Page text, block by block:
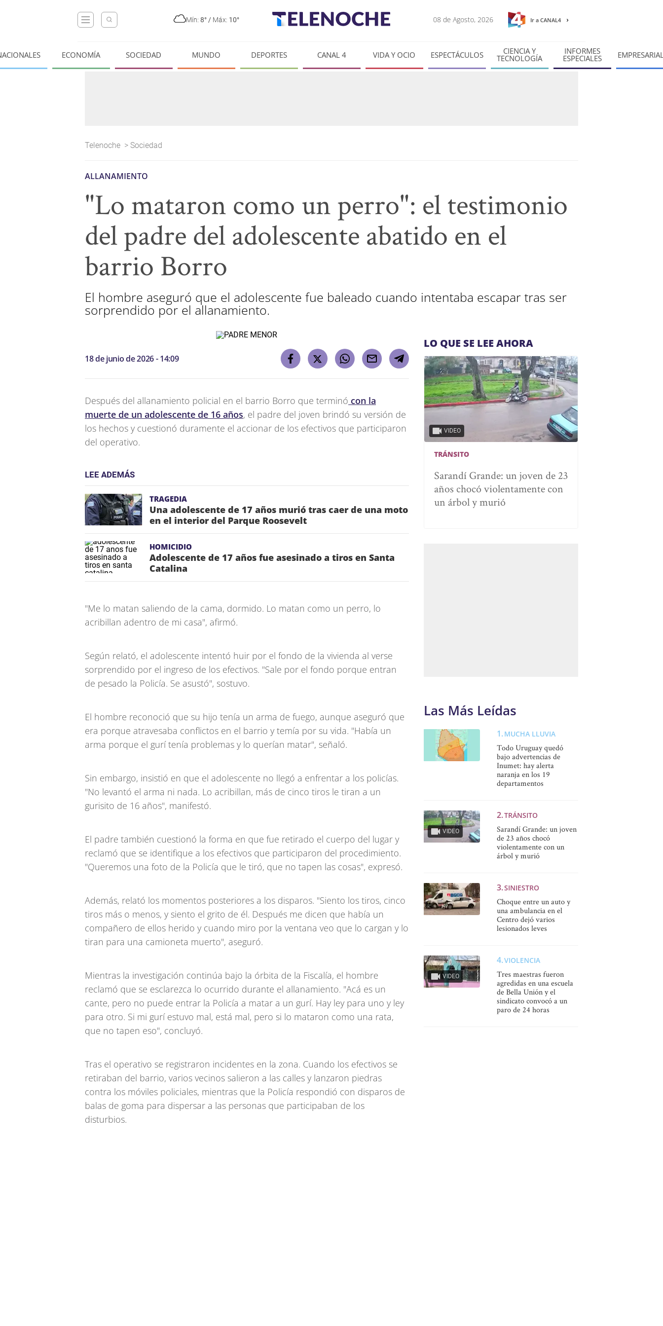
Mín: 8° / Máx: 10° 08 de Agosto, 2026 Ir a CANAL4
ECONOMÍA SOCIEDAD MUNDO DEPORTES CANAL 4 VIDA Y OCIO ESPECTÁCULOS CIENCIA Y
TECNOLOGÍA
INFORMES
ESPECIALES
Telenoche > Sociedad
ALLANAMIENTO
"Lo mataron como un perro": el testimonio
del padre del adolescente abatido en el
barrio Borro
El hombre aseguró que el adolescente fue baleado cuando intentaba escapar tras ser
sorprendido por el allanamiento.
18 de junio de 2026 - 14:09
Después del allanamiento policial en el barrio Borro que terminó con la
muerte de un adolescente de 16 años, el padre del joven brindó su versión de
los hechos y cuestionó duramente el accionar de los efectivos que participaron
del operativo.
LEE ADEMÁS
TRAGEDIA
Una adolescente de 17 años murió tras caer de una moto
en el interior del Parque Roosevelt
HOMICIDIO
Adolescente de 17 años fue asesinado a tiros en Santa
Catalina
"Me lo matan saliendo de la cama, dormido. Lo matan como un perro, lo
acribillan adentro de mi casa", afirmó.
Según relató, el adolescente intentó huir por el fondo de la vivienda al verse
sorprendido por el ingreso de los efectivos. "Sale por el fondo porque entran
de pesado la Policía. Se asustó", sostuvo.
El hombre reconoció que su hijo tenía un arma de fuego, aunque aseguró que
era porque atravesaba conflictos en el barrio y temía por su vida. "Había un
arma porque el gurí tenía problemas y lo querían matar", señaló.
Sin embargo, insistió en que el adolescente no llegó a enfrentar a los policías.
"No levantó el arma ni nada. Lo acribillan, más de cinco tiros le tiran a un
gurisito de 16 años", manifestó.
El padre también cuestionó la forma en que fue retirado el cuerpo del lugar y
reclamó que se identifique a los efectivos que participaron del procedimiento.
"Queremos una foto de la Policía que le tiró, que no tapen las cosas", expresó.
Además, relató los momentos posteriores a los disparos. "Siento los tiros, cinco
tiros más o menos, y siento el grito de él. Después me dicen que había un
compañero de ellos herido y cuando miro por la ventana veo que lo cargan y lo
tiran para una camioneta muerto", aseguró.
Mientras la investigación continúa bajo la órbita de la Fiscalía, el hombre
reclamó que se esclarezca lo ocurrido durante el allanamiento. "Acá es un
cante, pero no puede entrar la Policía a matar a un gurí. Hay ley para uno y ley
para otro. Si mi gurí estuvo mal, está mal, pero si lo mataron como una rata,
que no tapen eso", concluyó.
Tras el operativo se registraron incidentes en la zona. Cuando los efectivos se
retiraban del barrio, varios vecinos salieron a las calles y lanzaron piedras
contra los móviles policiales, mientras que la Policía respondió con disparos de
balas de goma para dispersar a las personas que participaban de los
disturbios.
LO QUE SE LEE AHORA
VIDEO
TRÁNSITO
Sarandí Grande: un joven de 23
años chocó violentamente con
un árbol y murió
Las Más Leídas
MUCHA LLUVIA
Todo Uruguay quedó
bajo advertencias de
Inumet: hay alerta
naranja en los 19
departamentos
VIDEO
TRÁNSITO
Sarandí Grande: un joven
de 23 años chocó
violentamente con un
árbol y murió
SINIESTRO
Choque entre un auto y
una ambulancia en el
Centro dejó varios
lesionados leves
VIDEO
VIOLENCIA
Tres maestras fueron
agredidas en una escuela
de Bella Unión y el
sindicato convocó a un
paro de 24 horas